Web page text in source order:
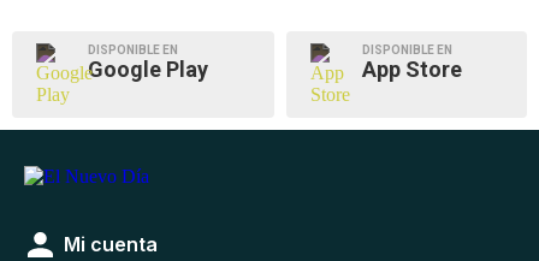
DISPONIBLE EN
Google Play
DISPONIBLE EN
App Store
Mi cuenta